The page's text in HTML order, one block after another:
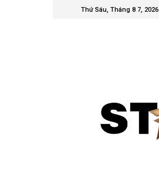
Thứ Sáu, Tháng 8 7, 2026